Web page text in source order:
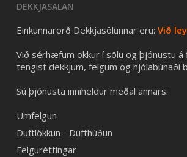
DEKKJASALAN
Einkunnarorð Dekkjasölunnar eru: Við
Við sérhæfum okkur í sölu og þjónustu
tengist dekkjum, felgum og hjólabúnaði
Sú þjónusta inniheldur meðal annars:
Umfelgun
Duftlökkun - Dufthúðun
Felguréttingar